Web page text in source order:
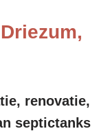
renovatie,
septictanks